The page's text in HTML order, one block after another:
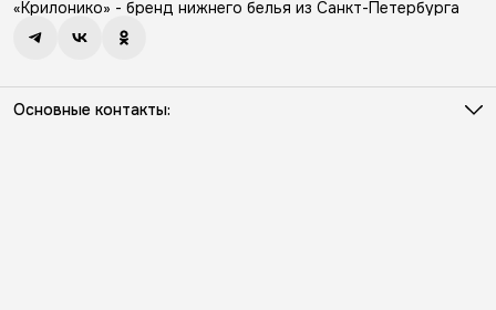
«Крилонико» - бренд нижнего белья из Санкт-Петербурга
Основные контакты: